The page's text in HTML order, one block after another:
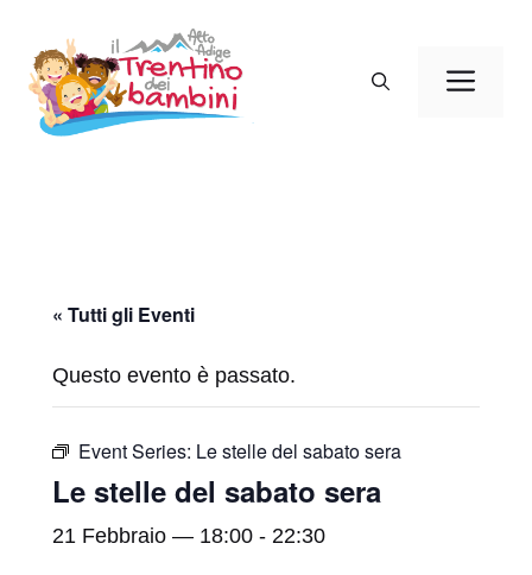
contenuto
« Tutti gli Eventi
Questo evento è passato.
Event Series: Le stelle del sabato sera
Le stelle del sabato sera
21 Febbraio — 18:00 - 22:30